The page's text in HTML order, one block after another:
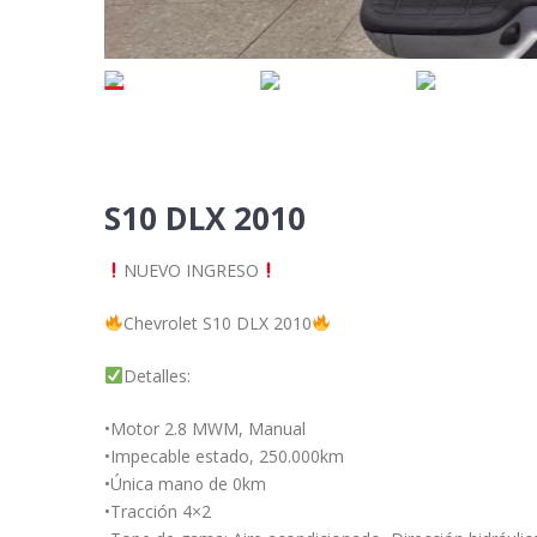
S10 DLX 2010
NUEVO INGRESO
Chevrolet S10 DLX 2010
Detalles:
•Motor 2.8 MWM, Manual
•Impecable estado, 250.000km
•Única mano de 0km
•Tracción 4×2